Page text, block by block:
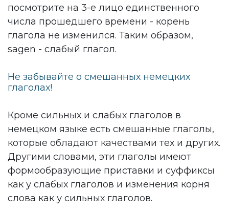
посмотрите на 3-е лицо единственного
числа прошедшего времени - корень
глагола не изменился. Таким образом,
sagen - слабый глагол.
Не забывайте о смешанных немецких
глаголах!
Кроме сильных и слабых глаголов в
немецком языке есть смешанные глаголы,
которые обладают качествами тех и других.
Другими словами, эти глаголы имеют
формообразующие приставки и суффиксы
как у слабых глаголов и изменения корня
слова как у сильных глаголов.